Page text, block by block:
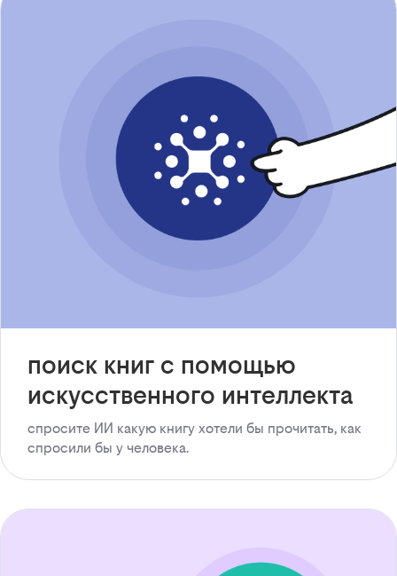
поиск книг с помощью
искусственного интеллекта
спросите ИИ какую книгу хотели бы прочитать, как
спросили бы у человека.